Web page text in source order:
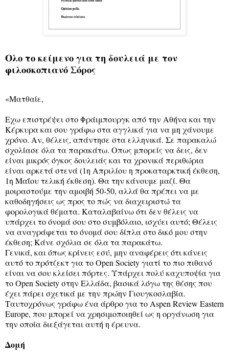
Ολο το κείμενο για τη δουλειά με τον
φιλοσκοπιανό Σόρος
«Ματθαίε,
Εχω επιστρέψει στο Φράιμπουργκ από την Αθήνα και την
Κέρκυρα και σου γράφω στα αγγλικά για να μη χάνουμε
χρόνο. Αν, θέλεις, απάντησε στα ελληνικά. Σε παρακαλώ
σχολίασε όλα τα παρακάτω. Οπως μπορείς να δεις, δεν
είναι μικρός όγκος δουλειάς και τα χρονικά περιθώρια
είναι αρκετά στενά (1η Απριλίου η προκαταρκτική έκθεση,
1η Μαΐου τελική έκθεση). Θα την κάνουμε μαζί. Θα
μοιραστούμε την αμοιβή 50-50, αλλά θα πρέπει να με
καθοδηγήσεις ως προς το πώς να διαχειριστώ τα
φορολογικά θέματα. Καταλαβαίνω ότι δεν θέλεις να
υπάρχει το όνομά σου στο συμβόλαιο, ισχύει αυτό; Θέλεις
να αναγράφεται το όνομά σου δίπλα στο δικό μου στην
έκθεση; Κάνε σχόλια σε όλα τα παρακάτω.
Γενικά, και όπως κρίνεις εσύ, μην αναφέρεις ότι κάνεις
αυτό το πρότζεκτ για το Open Society γιατί το πιο πιθανό
είναι να σου κλείσει πόρτες. Υπάρχει πολύ καχυποψία για
το Open Society στην Ελλάδα, βασικά λόγω της θέσης που
έχει πάρει σχετικά με την πρώην Γιουγκοσλαβία.
Ταυτοχρόνως γράφω ένα άρθρο για το Aspen Review Eastern
Europe, που μπορεί να χρησιμοποιηθεί ως η οργάνωση για
την οποία διεξάγεται αυτή η έρευνα.
Δομή